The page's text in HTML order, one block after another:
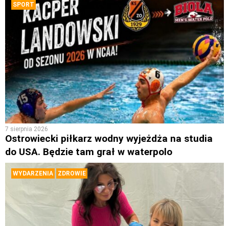
SPORT
7 sierpnia 2026
Ostrowiecki piłkarz wodny wyjeżdża na studia
do USA. Będzie tam grał w waterpolo
WYDARZENIA ZDROWIE